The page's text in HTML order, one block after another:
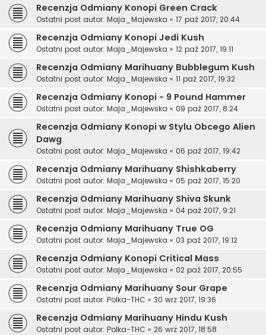
Recenzja Odmiany Konopi Green Crack
Ostatni post autor: Maja_Majewska « 17 paź 2017, 20:44
Recenzja Odmiany Konopi Jedi Kush
Ostatni post autor: Maja_Majewska « 12 paź 2017, 19:11
Recenzja Odmiany Marihuany Bubblegum Kush
Ostatni post autor: Maja_Majewska « 11 paź 2017, 19:32
Recenzja Odmiany Konopi - 9 Pound Hammer
Ostatni post autor: Maja_Majewska « 09 paź 2017, 8:24
Recenzja Odmiany Konopi w Stylu Obcego Alien
Dawg
Ostatni post autor: Maja_Majewska « 06 paź 2017, 19:42
Recenzja Odmiany Marihuany Shishkaberry
Ostatni post autor: Maja_Majewska « 05 paź 2017, 15:20
Recenzja Odmiany Marihuany Shiva Skunk
Ostatni post autor: Maja_Majewska « 04 paź 2017, 9:21
Recenzja Odmiany Marihuany True OG
Ostatni post autor: Maja_Majewska « 03 paź 2017, 19:12
Recenzja Odmiany Konopi Critical Mass
Ostatni post autor: Maja_Majewska « 02 paź 2017, 20:55
Recenzja Odmiany Marihuany Sour Grape
Ostatni post autor: Polka-THC « 30 wrz 2017, 19:36
Recenzja Odmiany Marihuany Hindu Kush
Ostatni post autor: Polka-THC « 26 wrz 2017, 18:58